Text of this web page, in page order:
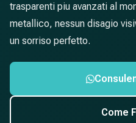
trasparenti piu avanzati al
metallico, nessun disagio
un sorriso perfetto.
Come